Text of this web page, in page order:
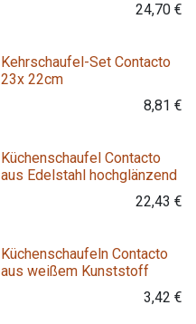
24,70€
Kehrschaufel-Set Contacto
23x 22cm
8,81 €
Variante
Küchenschaufel Contacto
aus Edelstahl hochglänzend
22,43 €
Variante
Küchenschaufeln Contacto
aus weißem Kunststoff
3,42 €